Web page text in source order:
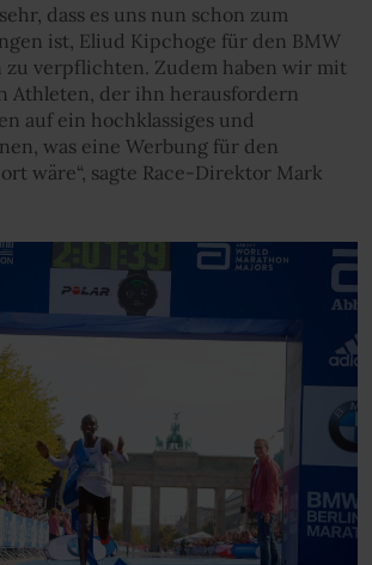
dass es uns nun schon zum
ist, Eliud Kipchoge für den BMW
verpflichten. Zudem haben wir mit
Athleten, der ihn herausfordern
auf ein hochklassiges und
was eine Werbung für den
wäre“, sagte Race-Direktor Mark